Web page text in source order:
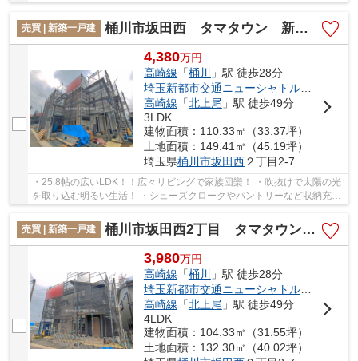
けください♪ 駅からの送迎が必要なお客様は...
売買 | 新築一戸建
桶川市坂田西 タマタウン 新築戸建 全3棟 3号棟
4,380万円
高崎線 「桶川 」駅 徒歩28分
埼玉新都市交通ニューシャトル
「
高崎線 「北上尾 」駅 徒歩49分
3LDK
建物面積：110.33㎡（33.37坪）
土地面積：149.41㎡（45.19坪）
埼玉県桶川市坂田西２丁目2-7
・25.8帖の広いLDK！！広々リビングで家族団欒！ ・吹抜けで太陽の光
を取り込む明るい生活！ ・シューズクロークやパントリーなど収納充
実！ いつでもお気軽にお声がけください♪ 駅...
売買 | 新築一戸建
桶川市坂田西2丁目 タマタウン 新築戸建 全3棟 1号棟
3,980万円
高崎線 「桶川
」駅 徒歩28分
埼玉新都市交通ニューシャトル
「
高崎線 「北上尾」駅 徒歩49分
4LDK
建物面積：104.33㎡（31.55坪）
土地面積：132.30㎡（40.02坪）